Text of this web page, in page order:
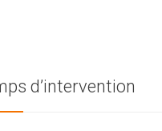
d’intervention